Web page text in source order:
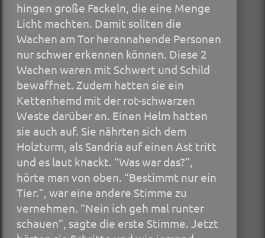
hingen große Fackeln, die eine Menge
Licht machten. Damit sollten die
Wachen am Tor herannahende Personen
nur schwer erkennen können. Diese 2
Wachen waren mit Schwert und Schild
bewaffnet. Zudem hatten sie ein
Kettenhemd mit der rot-schwarzen
Weste darüber an. Einen Helm hatten
sie auch auf. Sie nährten sich dem
Holzturm, als Sandria auf einen Ast tritt
und es laut knackt. “Was war das?”,
hörte man von oben. “Bestimmt nur ein
Tier.”, war eine andere Stimme zu
vernehmen. “Nein ich geh mal runter
schauen”, sagte die erste Stimme. Jetzt